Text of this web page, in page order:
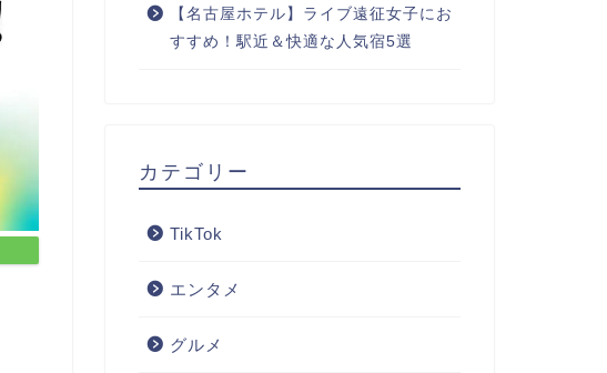
【名古屋ホテル】ライブ遠征女子にお
すすめ！駅近＆快適な人気宿5選
カテゴリー
TikTok
エンタメ
グルメ